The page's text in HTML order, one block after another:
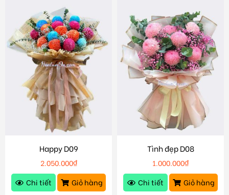
Happy D09
2.050.000₫
Chi tiết
Giỏ hàng
Tình đẹp D08
1.000.000₫
Chi tiết
Giỏ hàng